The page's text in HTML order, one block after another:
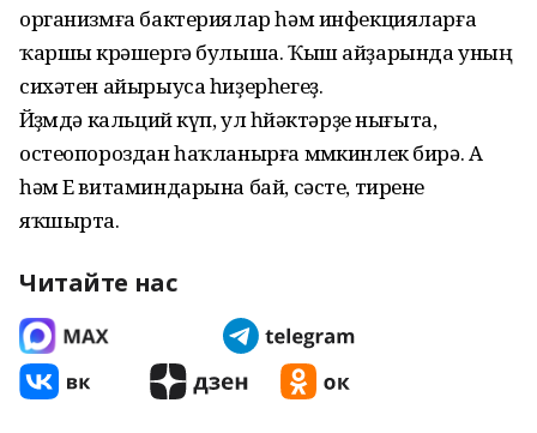
организмға бактериялар һәм инфекцияларға
ҡаршы көрәшергә булыша. Ҡыш айҙарында уның
сихәтен айырыуса һиҙерһегеҙ.
Йөҙөмдә кальций күп, ул һөйәктәрҙе нығыта,
остеопороздан һаҡланырға мөмкинлек бирә. А
һәм Е витаминдарына бай, сәсте, тирене
яҡшырта.
Читайте нас